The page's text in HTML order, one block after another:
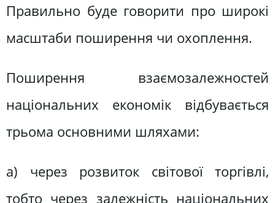
Правильно буде говорити про широкі
масштаби поширення чи охоплення.
Поширення взаємозалежностей
національних економік відбувається
трьома основними шляхами:
а) через розвиток світової торгівлі,
тобто через залежність національних